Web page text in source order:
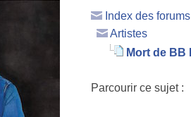
Index des
Artistes
Mort de BB
Parcourir ce sujet